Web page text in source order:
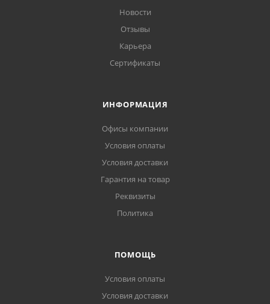
Новости
Отзывы
Карьера
Сертификаты
ИНФОРМАЦИЯ
Офисы компании
Условия оплаты
Условия доставки
Гарантия на товар
Реквизиты
Политика
ПОМОЩЬ
Условия оплаты
Условия доставки